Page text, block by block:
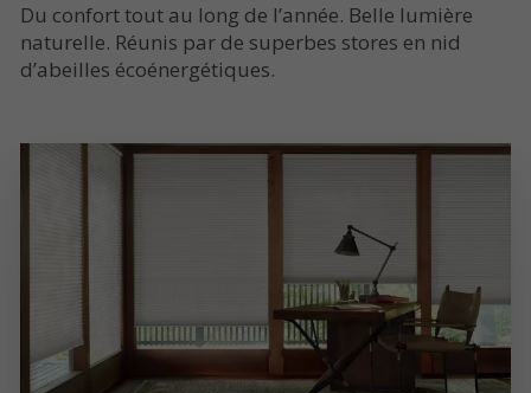
Du confort tout au long de l’année. Belle lumière
naturelle. Réunis par de superbes stores en nid
d’abeilles écoénergétiques.